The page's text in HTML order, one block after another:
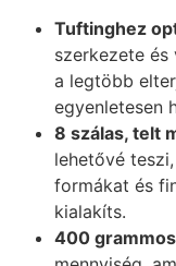
Tuftinghez
szerkezete
a legtöbb
egyenletesen
8 szálas, telt
lehetővé
formákat és
kialakíts.
400